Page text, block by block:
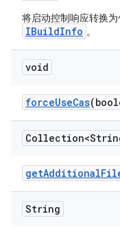
将启动控制响应转换
IBuildInfo 。
void
forceUseCas
getAdditional
String